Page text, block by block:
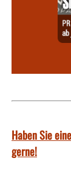
Haben Sie
gerne!